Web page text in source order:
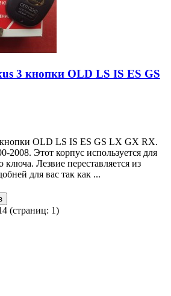
3 кнопки OLD LS IS ES GS
OLD LS IS ES GS LX GX RX.
2008. Этот корпус используется для
Лезвие переставляется из
для вас так как ...
(страниц: 1)